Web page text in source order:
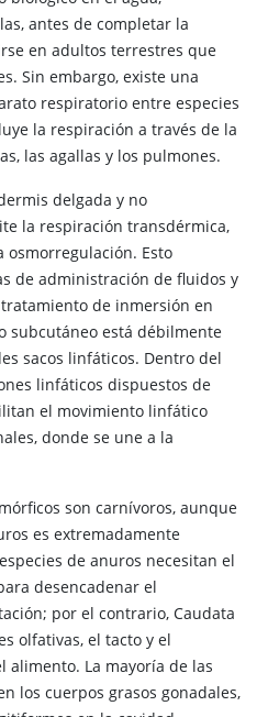
antes de completar la
en adultos terrestres que
Sin embargo, existe una
respiratorio entre especies
la respiración a través de la
las agallas y los pulmones.
delgada y no
la respiración transdérmica,
osmorregulación. Esto
de administración de fluidos y
de inmersión en
subcutáneo está débilmente
sacos linfáticos. Dentro del
linfáticos dispuestos de
el movimiento linfático
donde se une a la
son carnívoros, aunque
es extremadamente
de anuros necesitan el
desencadenar el
por el contrario, Caudata
olfativas, el tacto y el
alimento. La mayoría de las
los cuerpos grasos gonadales,